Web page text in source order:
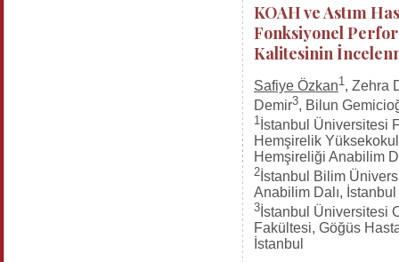
KOAH ve Astım
Fonksiyonel
Kalitesinin
Safiye Özkan1
, Zehra
Demir3, Bilun
1 İstanbul Üniversitesi
Hemşirelik
Hemşireliği Anabilim
2 İstanbul Bilim
Anabilim Dalı, İstanbul
3 İstanbul Üniversitesi
Fakültesi, Göğüs
İstanbul